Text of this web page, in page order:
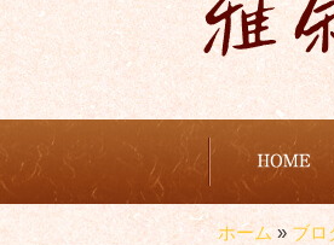
へ
ス
キ
ら選ぶ 商品から選ぶ 雅叙苑が選ばれる
ホーム» ブロ